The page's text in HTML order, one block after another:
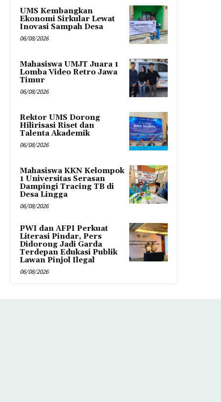
UMS Kembangkan
Ekonomi Sirkular Lewat
Inovasi Sampah Desa
06/08/2026
Mahasiswa UMJT Juara 1
Lomba Video Retro Jawa
Timur
06/08/2026
Rektor UMS Dorong
Hilirisasi Riset dan
Talenta Akademik
06/08/2026
Mahasiswa KKN Kelompok
1 Universitas Serasan
Dampingi Tracing TB di
Desa Lingga
06/08/2026
PWI dan AFPI Perkuat
Literasi Pindar, Pers
Didorong Jadi Garda
Terdepan Edukasi Publik
Lawan Pinjol Ilegal
06/08/2026